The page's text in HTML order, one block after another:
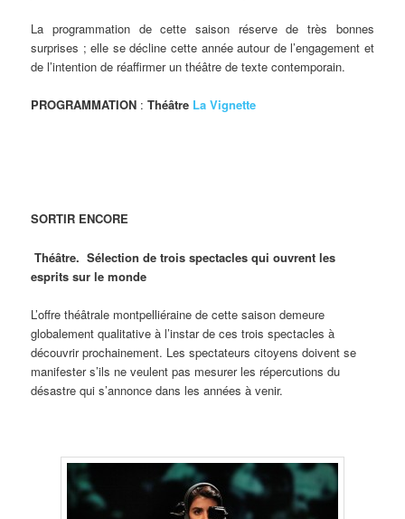
La programmation de cette saison réserve de très bonnes
surprises ; elle se décline cette année autour de l’engagement et
de l’intention de réaffirmer un théâtre de texte contemporain.
PROGRAMMATION :Théâtre La Vignette
SORTIR ENCORE
Théâtre. Sélection de trois spectacles qui ouvrent les
esprits sur le monde
L’offre théâtrale montpelliéraine de cette saison demeure
globalement qualitative à l’instar de ces trois spectacles à
découvrir prochainement. Les spectateurs citoyens doivent se
manifester s’ils ne veulent pas mesurer les répercutions du
désastre qui s’annonce dans les années à venir.